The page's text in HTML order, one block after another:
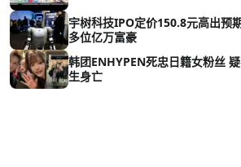
宇树科技IPO定价150.8元高出预
多位亿万富豪
韩团ENHYPEN死忠日籍女粉丝
生身亡